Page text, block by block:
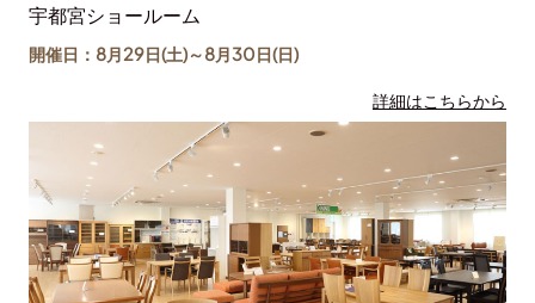
宇都宮ショールーム
開催日：8月29日(土)～8月30日(日)
詳細はこちらから